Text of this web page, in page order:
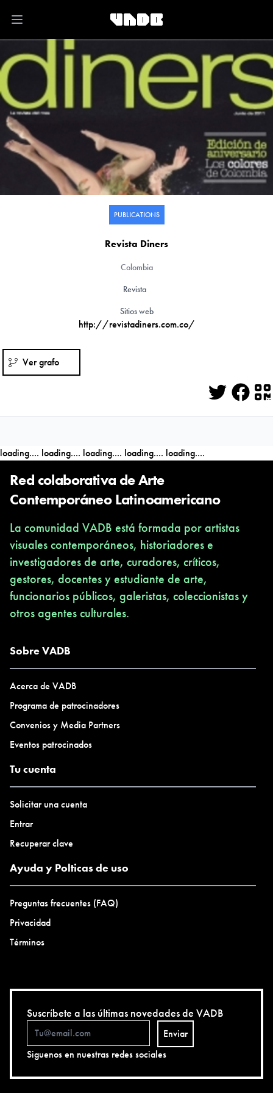
Open main menu
PUBLICATIONS
Revista Diners
Colombia
Revista
Sitios web
http://revistadiners.com.co/
Ver grafo
Twitter
loading.... loading.... loading.... loading.... loading....
Red colaborativa de Arte
Contemporáneo Latinoamericano
La comunidad VADB está formada por artistas
visuales contemporáneos, historiadores e
investigadores de arte, curadores, críticos,
gestores, docentes y estudiante de arte,
funcionarios públicos, galeristas, coleccionistas y
otros agentes culturales.
Sobre VADB
Acerca de VADB
Programa de patrocinadores
Convenios y Media Partners
Eventos patrocinados
Tu cuenta
Solicitar una cuenta
Entrar
Recuperar clave
Ayuda y Polticas de uso
Preguntas frecuentes (FAQ)
Privacidad
Términos
Suscríbete a las últimas novedades de VADB
Enviar
Siguenos en nuestras redes sociales